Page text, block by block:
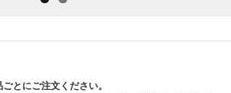
とにご注文ください。